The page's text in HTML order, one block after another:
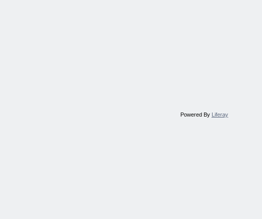
Powered By Liferay